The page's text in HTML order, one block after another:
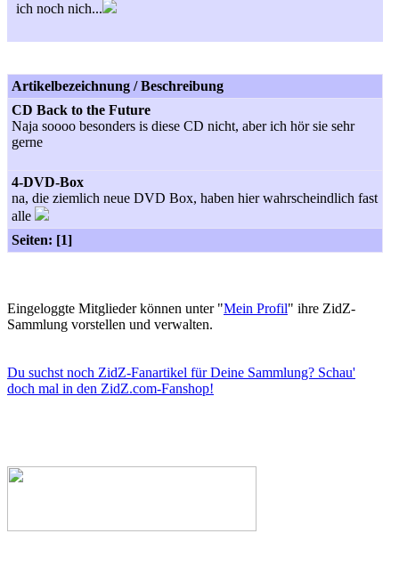
ich noch nich...
Artikelbezeichnung / Beschreibung
CD Back to the Future
Naja soooo besonders is diese CD nicht, aber ich hör sie sehr
gerne
4-DVD-Box
na, die ziemlich neue DVD Box, haben hier wahrscheindlich fast
alle
Seiten: [1]
Eingeloggte Mitglieder können unter "Mein Profil" ihre ZidZ-
Sammlung vorstellen und verwalten.
Du suchst noch ZidZ-Fanartikel für Deine Sammlung? Schau'
doch mal in den ZidZ.com-Fanshop!